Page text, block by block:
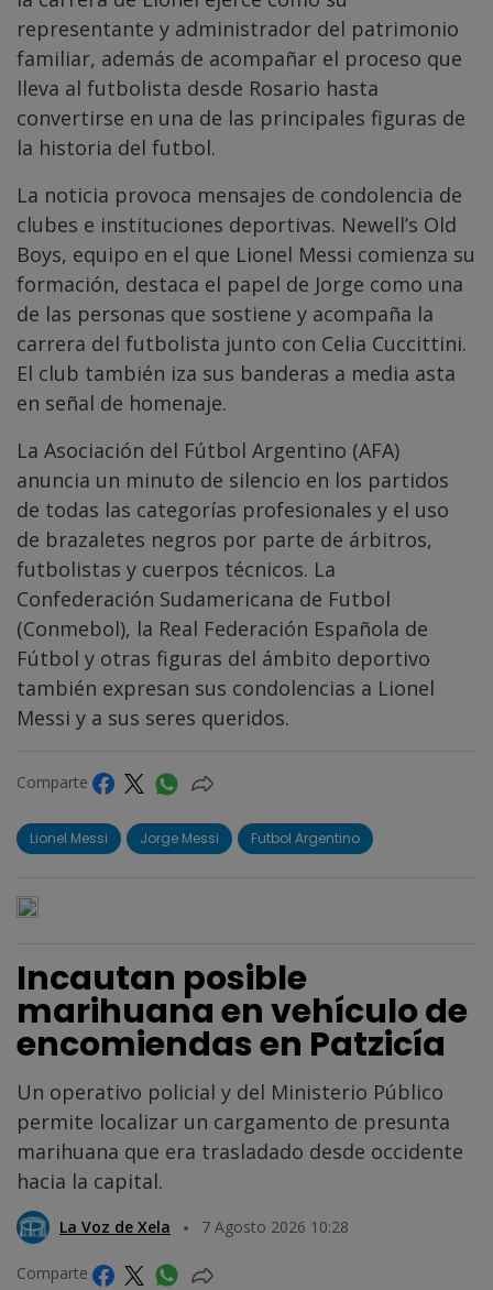
representante y administrador del patrimonio
familiar, además de acompañar el proceso que
lleva al futbolista desde Rosario hasta
convertirse en una de las principales figuras de
la historia del futbol.
La noticia provoca mensajes de condolencia de
clubes e instituciones deportivas. Newell’s Old
Boys, equipo en el que Lionel Messi comienza su
formación, destaca el papel de Jorge como una
de las personas que sostiene y acompaña la
carrera del futbolista junto con Celia Cuccittini.
El club también iza sus banderas a media asta
en señal de homenaje.
La Asociación del Fútbol Argentino (AFA)
anuncia un minuto de silencio en los partidos
de todas las categorías profesionales y el uso
de brazaletes negros por parte de árbitros,
futbolistas y cuerpos técnicos. La
Confederación Sudamericana de Futbol
(Conmebol), la Real Federación Española de
Fútbol y otras figuras del ámbito deportivo
también expresan sus condolencias a Lionel
Messi y a sus seres queridos.
Comparte
Lionel Messi Jorge Messi Futbol Argentino
Incautan posible
marihuana en vehículo de
encomiendas en Patzicía
Un operativo policial y del Ministerio Público
permite localizar un cargamento de presunta
marihuana que era trasladado desde occidente
hacia la capital.
La Voz de Xela 7 Agosto 2026 10:28
Comparte